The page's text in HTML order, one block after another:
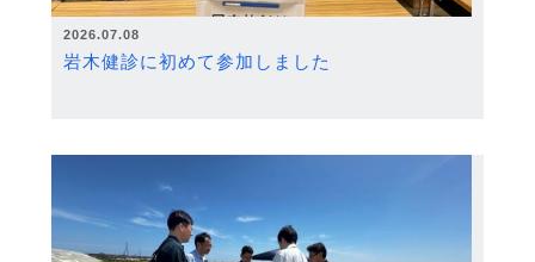
2026.07.08
岩木健診に初めて参加しました